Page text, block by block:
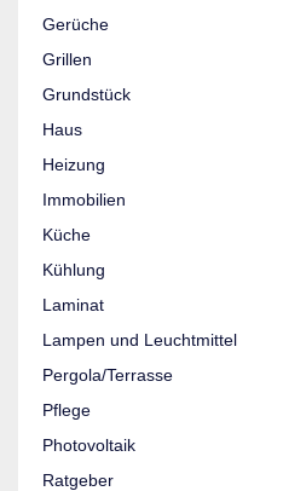
Gerüche
Grillen
Grundstück
Haus
Heizung
Immobilien
Küche
Kühlung
Laminat
Lampen und Leuchtmittel
Pergola/Terrasse
Pflege
Photovoltaik
Ratgeber